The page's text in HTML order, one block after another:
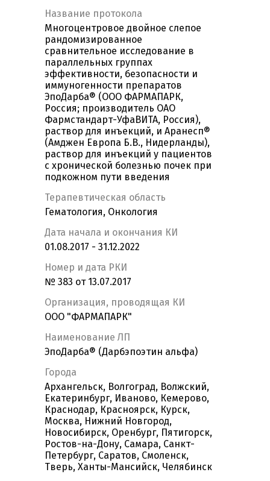
Название протокола
Многоцентровое двойное слепое
рандомизированное
сравнительное исследование в
параллельных группах
эффективности, безопасности и
иммуногенности препаратов
ЭпоДарба® (ООО ФАРМАПАРК,
Россия; производитель ОАО
Фармстандарт-УфаВИТА, Россия),
раствор для инъекций, и Аранесп®
(Амджен Европа Б.В., Нидерланды),
раствор для инъекций у пациентов
с хронической болезнью почек при
подкожном пути введения
Терапевтическая область
Гематология, Онкология
Дата начала и окончания КИ
01.08.2017 - 31.12.2022
Номер и дата РКИ
№ 383 от 13.07.2017
Организация, проводящая КИ
ООО "ФАРМАПАРК"
Наименование ЛП
ЭпоДарба® (Дарбэпоэтин альфа)
Города
Архангельск, Волгоград, Волжский,
Екатеринбург, Иваново, Кемерово,
Краснодар, Красноярск, Курск,
Москва, Нижний Новгород,
Новосибирск, Оренбург, Пятигорск,
Ростов-на-Дону, Самара, Санкт-
Петербург, Саратов, Смоленск,
Тверь, Ханты-Мансийск, Челябинск